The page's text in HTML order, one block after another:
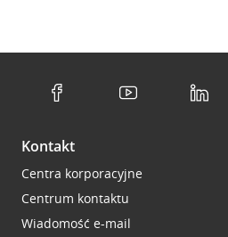
Kontakt
Centra korporacyjne
Centrum kontaktu
Wiadomość e-mail